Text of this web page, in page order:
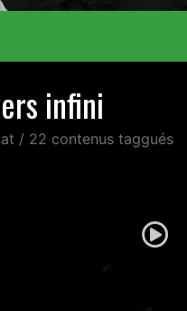
infini
/ 22 contenus taggués